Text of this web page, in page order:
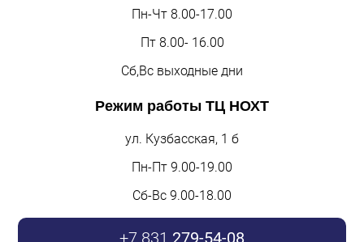
Пн-Чт 8.00-17.00
Пт 8.00- 16.00
Сб,Вс выходные дни
Режим работы ТЦ НОХТ
ул. Кузбасская, 1 б
Пн-Пт 9.00-19.00
Сб-Вс 9.00-18.00
+7 831 279-54-08